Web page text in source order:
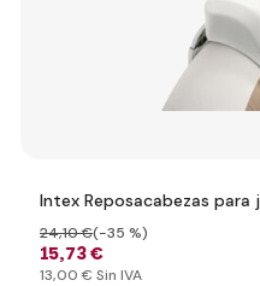
Intex Reposacabezas
15,73 €
24,10 €(-35 %)
13,00 € Sin IVA